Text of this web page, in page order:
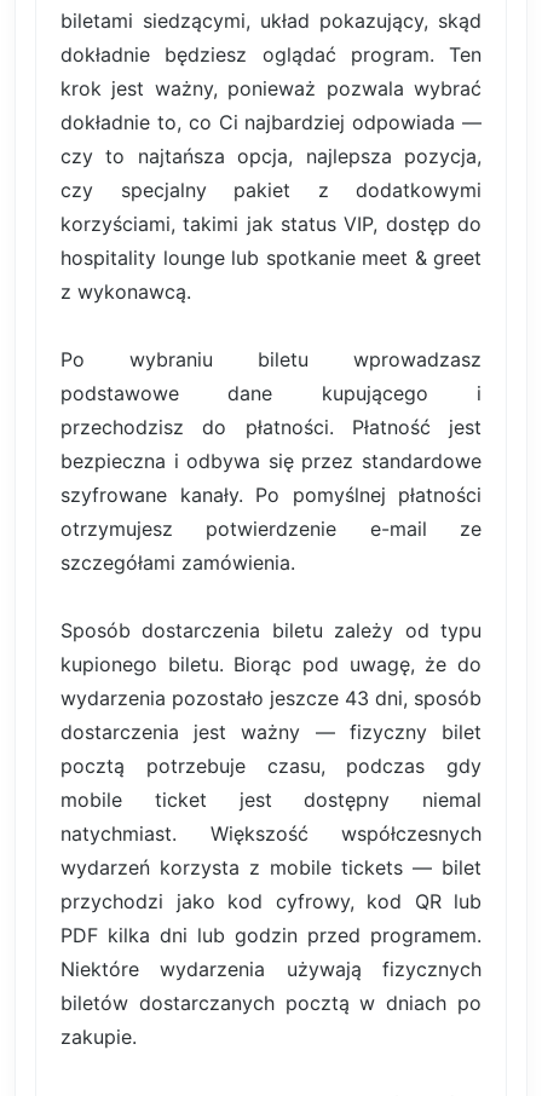
biletami siedzącymi, układ pokazujący, skąd
dokładnie będziesz oglądać program. Ten
krok jest ważny, ponieważ pozwala wybrać
dokładnie to, co Ci najbardziej odpowiada —
czy to najtańsza opcja, najlepsza pozycja,
czy specjalny pakiet z dodatkowymi
korzyściami, takimi jak status VIP, dostęp do
hospitality lounge lub spotkanie meet & greet
z wykonawcą.
Po wybraniu biletu wprowadzasz
podstawowe dane kupującego i
przechodzisz do płatności. Płatność jest
bezpieczna i odbywa się przez standardowe
szyfrowane kanały. Po pomyślnej płatności
otrzymujesz potwierdzenie e-mail ze
szczegółami zamówienia.
Sposób dostarczenia biletu zależy od typu
kupionego biletu. Biorąc pod uwagę, że do
wydarzenia pozostało jeszcze 43 dni, sposób
dostarczenia jest ważny — fizyczny bilet
pocztą potrzebuje czasu, podczas gdy
mobile ticket jest dostępny niemal
natychmiast. Większość współczesnych
wydarzeń korzysta z mobile tickets — bilet
przychodzi jako kod cyfrowy, kod QR lub
PDF kilka dni lub godzin przed programem.
Niektóre wydarzenia używają fizycznych
biletów dostarczanych pocztą w dniach po
zakupie.